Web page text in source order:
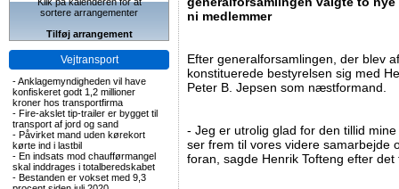
sortere arrangementer
Tilføj arrangement
Vejtransport
-Anklagemyndigheden vil have
konfiskeret godt 1,2 millioner
kroner hos transportfirma
- Fire-akslet tip-trailer er bygget til
transport af jord og sand
- Påvirket mand uden kørekort
kørte ind i lastbil
- En indsats mod chaufførmangel
skal inddrages i totalberedskabet
- Bestanden er vokset med 9,3
ni medlemmer
Efter generalforsamlingen, der blev
konstituerede bestyrelsen sig med
Peter B. Jepsen som næstformand.
- Jeg er utrolig glad for den tillid
ser frem til vores videre samarbejde
foran, sagde Henrik Tofteng efter